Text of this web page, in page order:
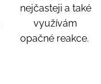
nejčasteji a také
využívám
opačné reakce.